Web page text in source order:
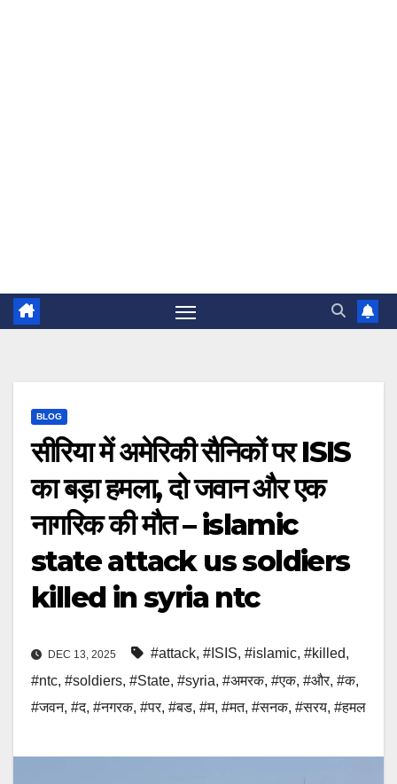
BLOG
सीरिया में अमेरिकी सैनिकों पर ISIS
का बड़ा हमला, दो जवान और एक
नागरिक की मौत – islamic
state attack us soldiers
killed in syria ntc
DEC 13, 2025 #attack, #ISIS, #islamic, #killed,
#ntc, #soldiers, #State, #syria, #अमरक, #एक, #और, #क,
#जवन, #द, #नगरक, #पर, #बड, #म, #मत, #सनक, #सरय, #हमल